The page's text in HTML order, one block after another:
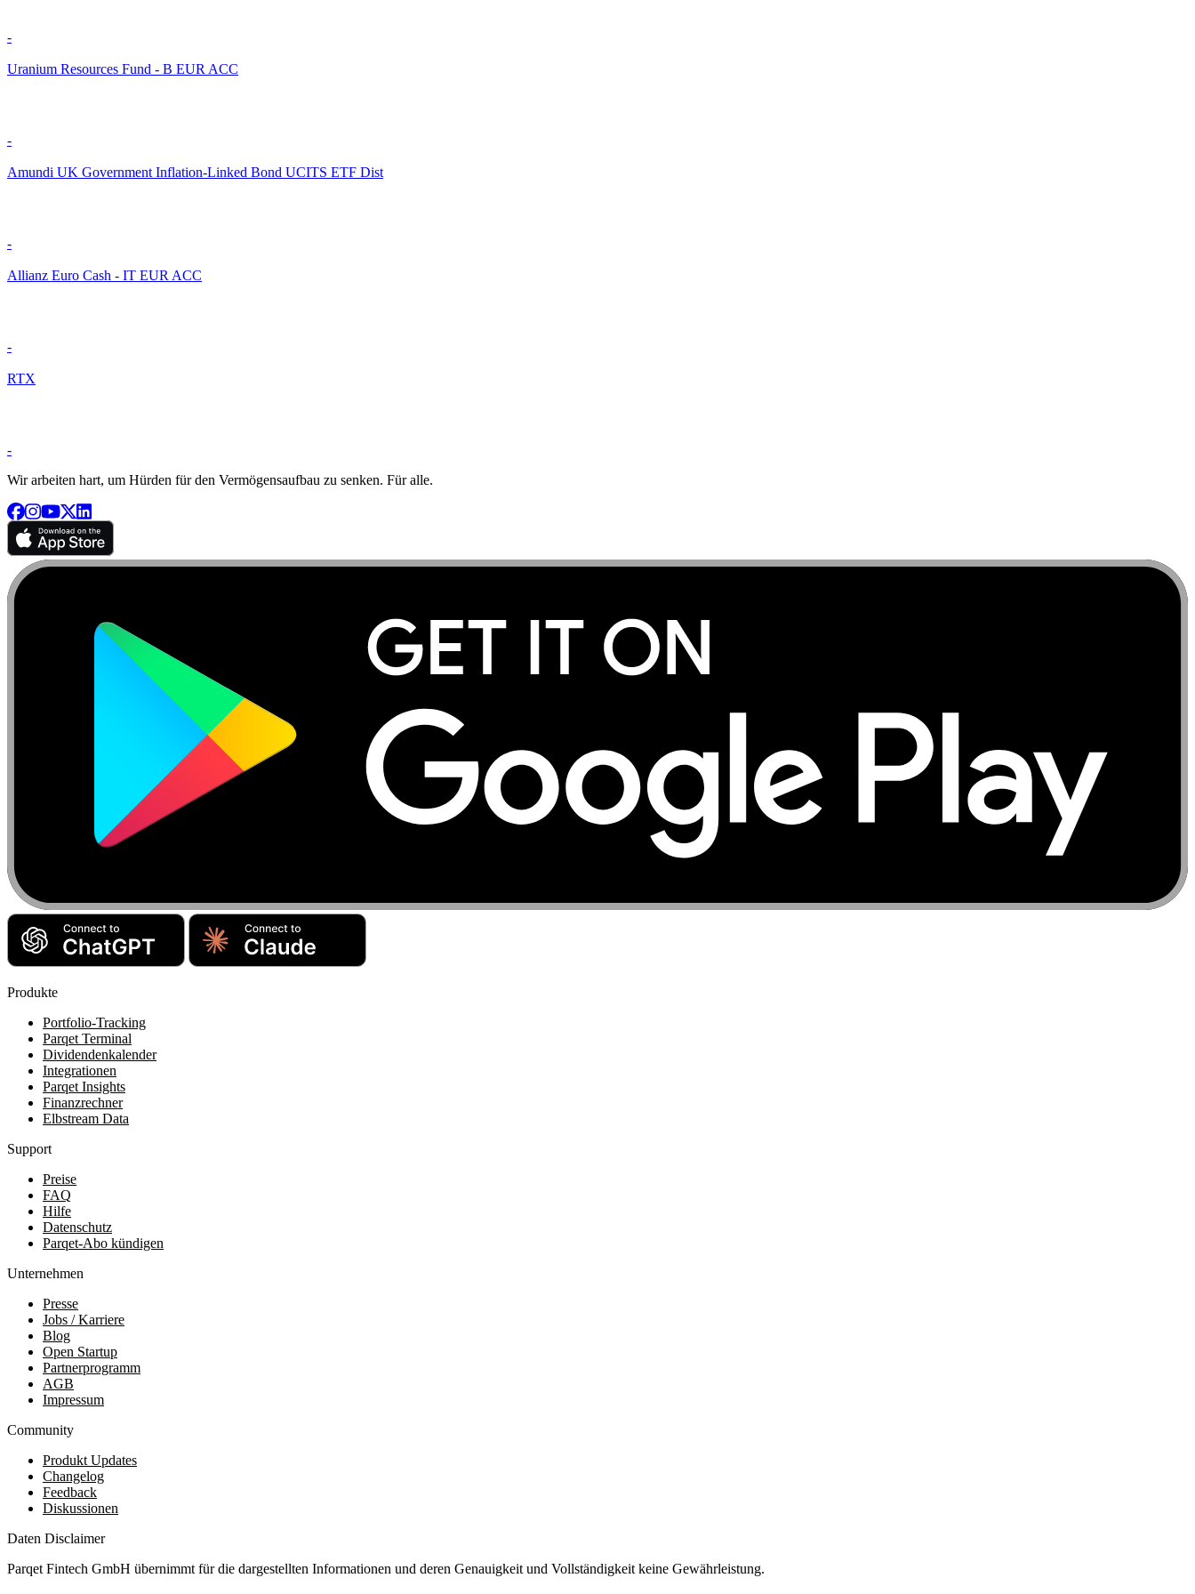
-
Uranium Resources Fund - B EUR ACC
-
Amundi UK Government Inflation-Linked Bond UCITS ETF Dist
-
Allianz Euro Cash - IT EUR ACC
-
RTX
-
Wir arbeiten hart, um Hürden für den Vermögensaufbau zu senken. Für alle.
Produkte
Portfolio-Tracking
Parqet Terminal
Dividendenkalender
Integrationen
Parqet Insights
Finanzrechner
Elbstream Data
Support
Preise
FAQ
Hilfe
Datenschutz
Parqet-Abo kündigen
Unternehmen
Presse
Jobs / Karriere
Blog
Open Startup
Partnerprogramm
AGB
Impressum
Community
Produkt Updates
Changelog
Feedback
Diskussionen
Daten Disclaimer
Parqet Fintech GmbH übernimmt für die dargestellten Informationen und deren Genauigkeit und Vollständigkeit keine Gewährleistung.